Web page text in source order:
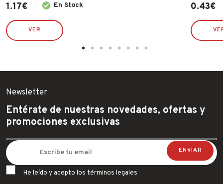
1.17€ En Stock
VER
0.43€
Newsletter
Entérate de nuestras novedades, ofertas y
promociones exclusivas
He leído y acepto los términos legales